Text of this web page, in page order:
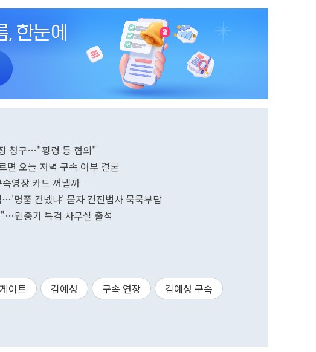
청구…"횡령 등 혐의"
오늘 저녁 구속 여부 결론
영장 카드 꺼낼까
…'명품 건넸냐' 묻자 건진법사 묵묵부답
민중기 특검 사무실 출석
이트 김예성 구속 연장
김예성 구속